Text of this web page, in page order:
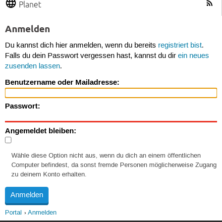
Planet
Anmelden
Du kannst dich hier anmelden, wenn du bereits registriert bist.
Falls du dein Passwort vergessen hast, kannst du dir ein neues
zusenden lassen.
Benutzername oder Mailadresse:
Passwort:
Angemeldet bleiben:
Wähle diese Option nicht aus, wenn du dich an einem öffentlichen
Computer befindest, da sonst fremde Personen möglicherweise Zugang
zu deinem Konto erhalten.
Portal Anmelden